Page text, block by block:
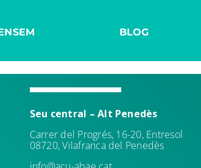
BLOG
Seu central – Alt Penedès
Carrer del Progrés, 16-20, Entresol
08720, Vilafranca del Penedès